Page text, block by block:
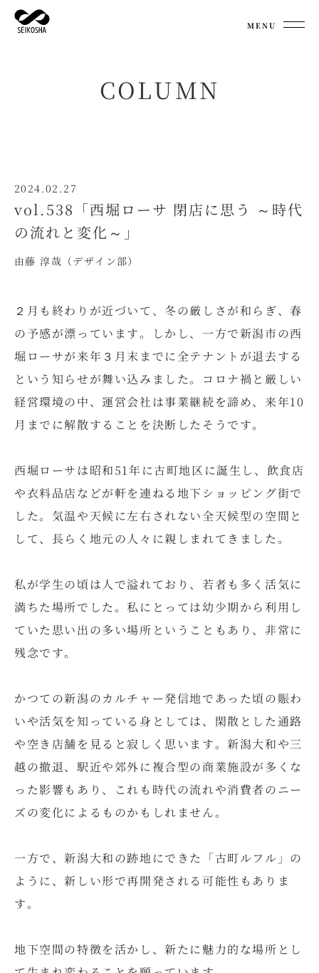
MENU
COLUMN
2024.02.27
vol.538「西堀ローサ 閉店に思う ～時代
の流れと変化～」
由藤 淳哉（デザイン部）
２月も終わりが近づいて、冬の厳しさが和らぎ、春
の予感が漂っています。しかし、一方で新潟市の西
堀ローサが来年３月末までに全テナントが退去する
という知らせが舞い込みました。コロナ禍と厳しい
経営環境の中、運営会社は事業継続を諦め、来年10
月までに解散することを決断したそうです。
西堀ローサは昭和51年に古町地区に誕生し、飲食店
や衣料品店などが軒を連ねる地下ショッピング街で
した。気温や天候に左右されない全天候型の空間と
して、長らく地元の人々に親しまれてきました。
私が学生の頃は人で溢れており、若者も多く活気に
満ちた場所でした。私にとっては幼少期から利用し
ていた思い出の多い場所ということもあり、非常に
残念です。
かつての新潟のカルチャー発信地であった頃の賑わ
いや活気を知っている身としては、閑散とした通路
や空き店舗を見ると寂しく思います。新潟大和や三
越の撤退、駅近や郊外に複合型の商業施設が多くな
った影響もあり、これも時代の流れや消費者のニー
ズの変化によるものかもしれません。
一方で、新潟大和の跡地にできた「古町ルフル」の
ように、新しい形で再開発される可能性もありま
す。
地下空間の特徴を活かし、新たに魅力的な場所とし